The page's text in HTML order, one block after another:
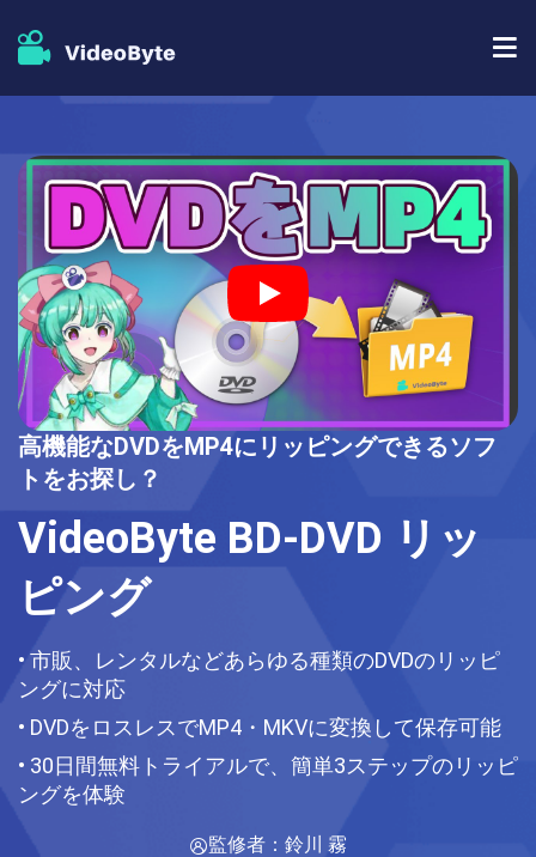
BD-DVD リッピング
DVD コピー
DVD リッピング
DVD 作成
ブルーレイプレイヤー
ブルーレイコピー
ストア
人気記事
サポート
高機能なDVDをMP4にリッピングできるソフ
トをお探し？
VideoByte BD-DVD リッ
ピング
• 市販、レンタルなどあらゆる種類のDVDのリッピ
ングに対応
• DVDをロスレスでMP4・MKVに変換して保存可能
• 30日間無料トライアルで、簡単3ステップのリッピ
ングを体験
監修者：鈴川 霧